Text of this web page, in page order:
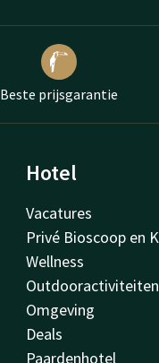
Beste prijsgarantie
Hotel
Vacatures
Privé Bioscoop en
Wellness
Outdooractiviteiten
Omgeving
Deals
Paardenhotel